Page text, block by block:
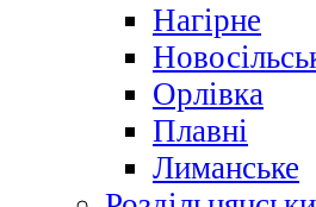
Нагірне
Орлівка
Плавні
Лиманське